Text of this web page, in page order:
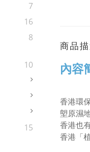
7
16
8
10
15
商品
內容
香港環
塱原濕
香港也
香港「